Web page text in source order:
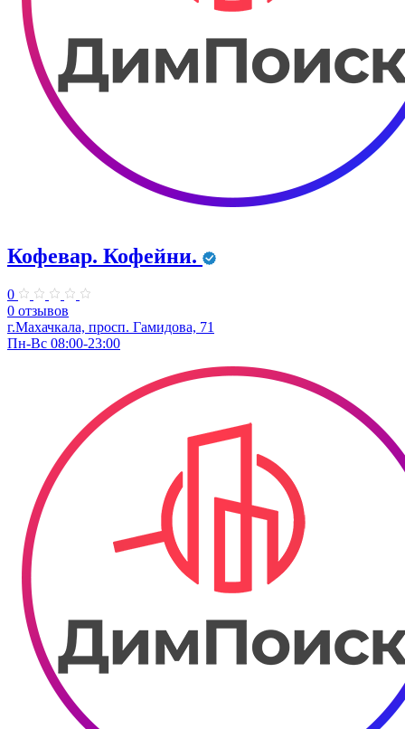
Кофевар. Кофейни.
0
0 отзывов
г.Махачкала, просп. Гамидова, 71
Пн-Вс 08:00-23:00